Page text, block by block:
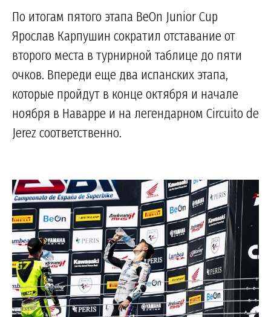
По итогам пятого этапа BeOn Junior Cup
Ярослав Карпушин сократил отставание от
второго места в турнирной таблице до пяти
очков. Впереди еще два испанских этапа,
которые пройдут в конце октября и начале
ноября в Наварре и на легендарном Circuito de
Jerez соответственно.